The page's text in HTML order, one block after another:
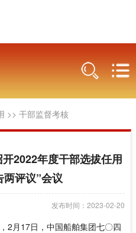
>> 干部监督考核
2022年度干部选拔任用
评议”会议
发布时间：2023-02-20
月17日，中国船舶集团七〇四